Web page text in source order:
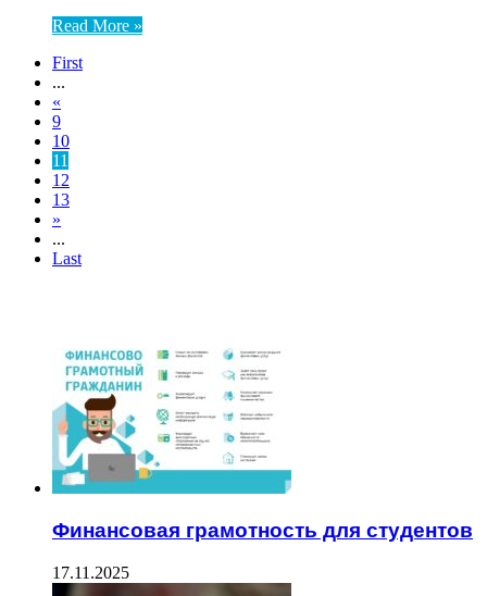
Read More »
First
...
«
9
10
11
12
13
»
...
Last
Финансовая грамотность для студентов
17.11.2025